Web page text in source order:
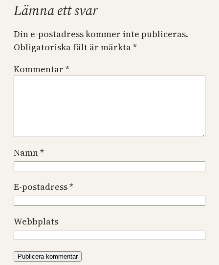
Lämna ett svar
Din e-postadress kommer inte publiceras.
Obligatoriska fält är märkta*
Kommentar *
Namn*
E-postadress*
Webbplats